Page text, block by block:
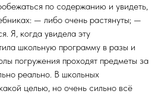
по содержанию и увидеть,
— либо очень растянуты; —
Я, когда увидела эту
школьную программу в разы и
погружения проходят предметы за
реально. В школьных
целью, но очень сильно всё